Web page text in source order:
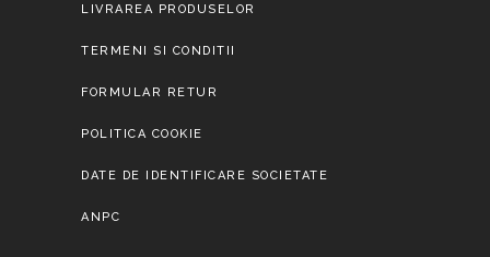
LIVRAREA PRODUSELOR
TERMENI SI CONDITII
FORMULAR RETUR
POLITICA COOKIE
DATE DE IDENTIFICARE SOCIETATE
ANPC